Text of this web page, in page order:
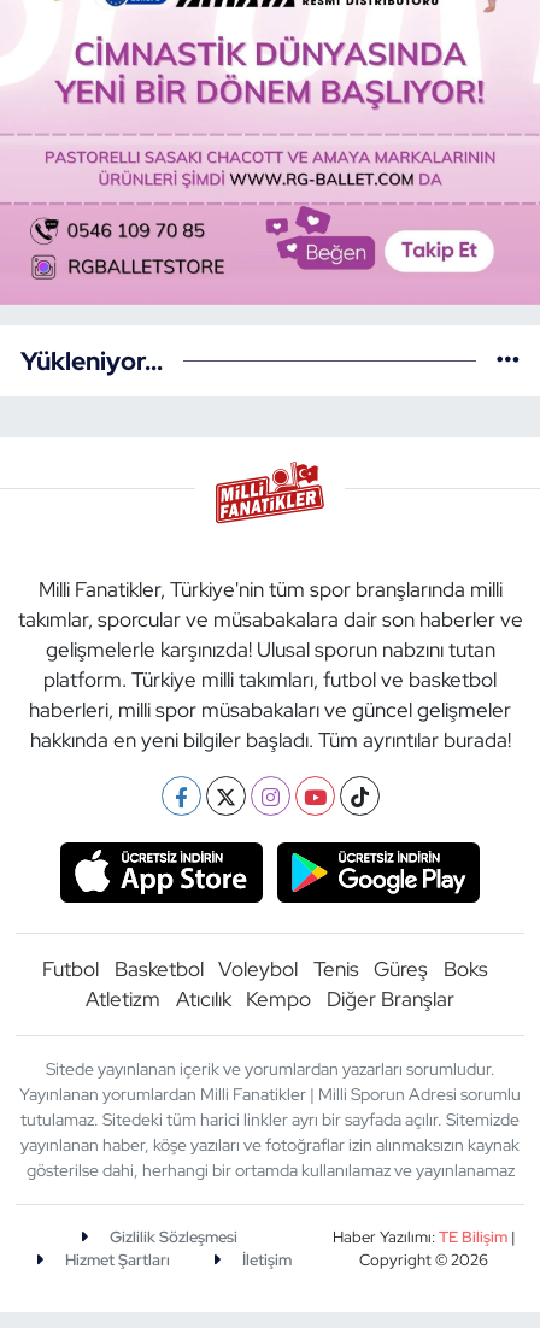
Yükleniyor...
Milli Fanatikler, Türkiye'nin tüm spor branşlarında milli
takımlar, sporcular ve müsabakalara dair son haberler ve
gelişmelerle karşınızda! Ulusal sporun nabzını tutan
platform. Türkiye milli takımları, futbol ve basketbol
haberleri, milli spor müsabakaları ve güncel gelişmeler
hakkında en yeni bilgiler başladı. Tüm ayrıntılar burada!
Futbol Basketbol Voleybol Tenis Güreş
Boks
Atletizm
Atıcılık Kempo Diğer Branşlar
Sitede yayınlanan içerik ve yorumlardan yazarları sorumludur.
Yayınlanan yorumlardan Milli Fanatikler | Milli Sporun Adresi sorumlu
tutulamaz. Sitedeki tüm harici linkler ayrı bir sayfada açılır. Sitemizde
yayınlanan haber, köşe yazıları ve fotoğraflar izin alınmaksızın kaynak
gösterilse dahi, herhangi bir ortamda kullanılamaz ve yayınlanamaz
Gizlilik Sözleşmesi
Hizmet Şartları
İletişim
Haber Yazılımı:TE Bilişim|
Copyright © 2026